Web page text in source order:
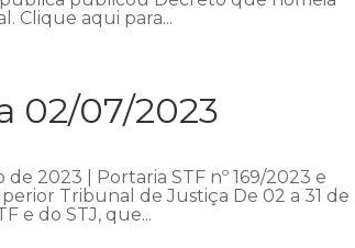
Clique aqui para...
02/07/2023
2023 | Portaria STF nº 169/2023 e
Tribunal de Justiça De 02 a 31 de
e do STJ, que...